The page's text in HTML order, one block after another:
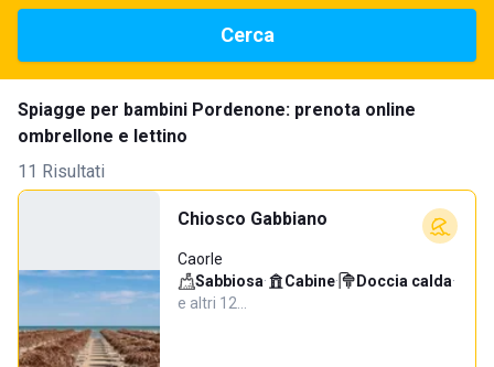
Cerca
Spiagge per bambini Pordenone: prenota online
ombrellone e lettino
11 Risultati
Chiosco Gabbiano
Caorle
Sabbiosa· Cabine· Doccia calda·
e altri 12…